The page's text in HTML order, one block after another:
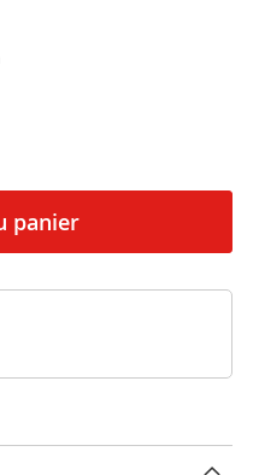
panier